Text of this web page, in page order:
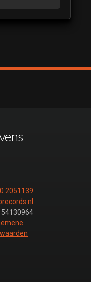
2051139
54130964